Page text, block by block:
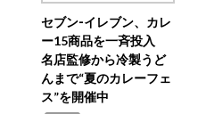
セブン‐イレブン、カレ
ー15商品を一斉投入
名店監修から冷製うど
んまで“夏のカレーフェ
ス”を開催中